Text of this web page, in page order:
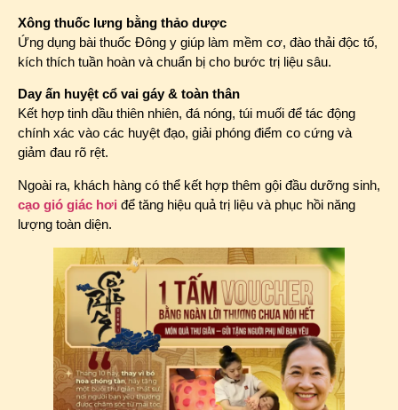
Xông thuốc lưng bằng thảo dược
Ứng dụng bài thuốc Đông y giúp làm mềm cơ, đào thải độc tố,
kích thích tuần hoàn và chuẩn bị cho bước trị liệu sâu.
Day ấn huyệt cổ vai gáy & toàn thân
Kết hợp tinh dầu thiên nhiên, đá nóng, túi muối để tác động
chính xác vào các huyệt đạo, giải phóng điểm co cứng và
giảm đau rõ rệt.
Ngoài ra, khách hàng có thể kết hợp thêm gội đầu dưỡng sinh,
cạo gió giác hơi để tăng hiệu quả trị liệu và phục hồi năng
lượng toàn diện.